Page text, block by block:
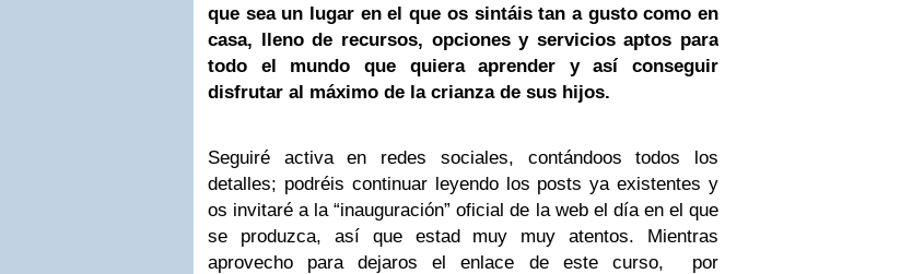
que sea un lugar en el que os sintáis tan a gusto como en
casa, lleno de recursos, opciones y servicios aptos para
todo el mundo que quiera aprender y así conseguir
disfrutar al máximo de la crianza de sus hijos.
Seguiré activa en redes sociales, contándoos todos los
detalles; podréis continuar leyendo los posts ya existentes y
os invitaré a la “inauguración” oficial de la web el día en el que
se produzca, así que estad muy muy atentos. Mientras
aprovecho para dejaros el enlace de este curso, por